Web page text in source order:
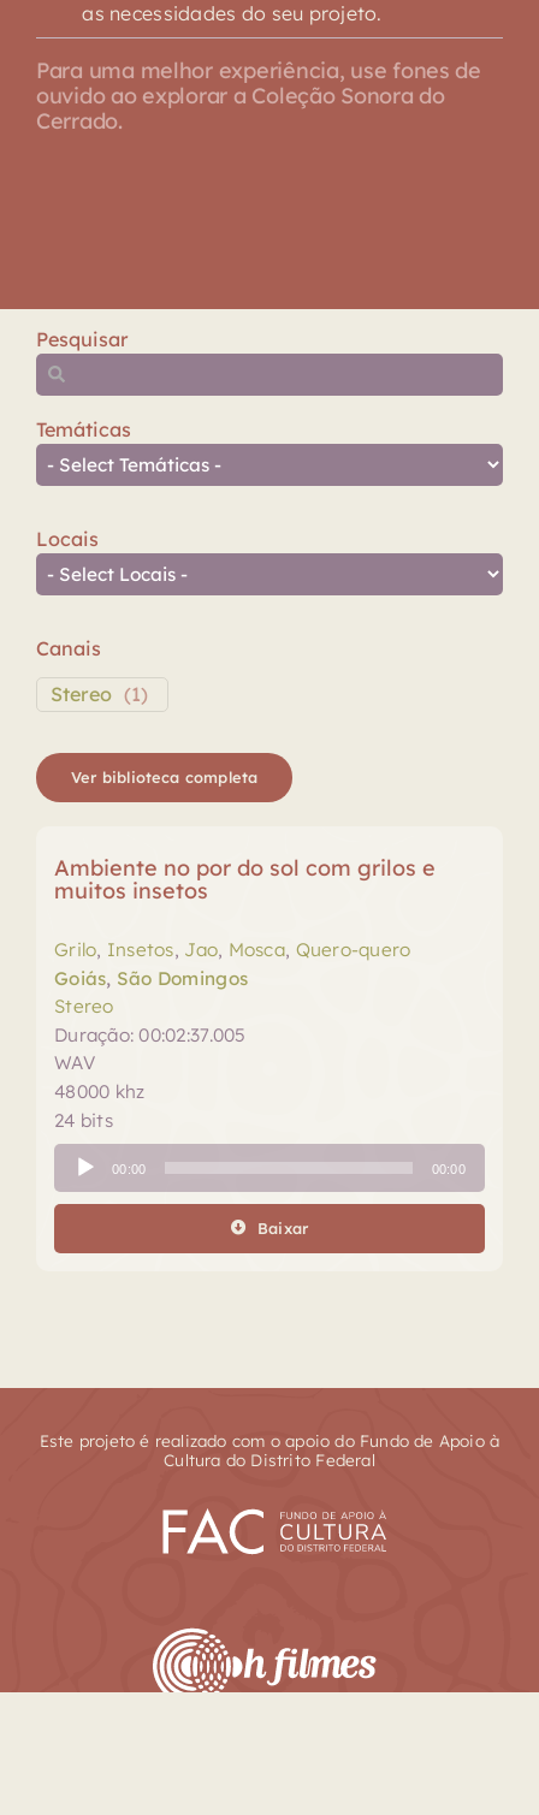
as necessidades do seu projeto.
Para uma melhor experiência, use fones de
ouvido ao explorar a Coleção Sonora do
Cerrado.
Pesquisar
Temáticas
Locais
Canais
Stereo (1)
Ver biblioteca completa
Ambiente no por do sol com grilos e
muitos insetos
Grilo, Insetos, Jao, Mosca, Quero-quero
Goiás, São Domingos
Stereo
Duração: 00:02:37.005
WAV
48000 khz
24 bits
Tocador
de
áudio
00:00 00:00
Baixar
Este projeto é realizado com o apoio do Fundo de Apoio à
Cultura do Distrito Federal